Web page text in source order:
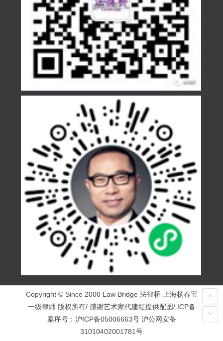
Copyright © Since 2000 Law Bridge 法律桥 上海杨春宝
一级律师 版权所有/ 感谢艺术家代建红提供配图/ ICP备
案序号： 沪ICP备05006663号 沪公网安备
31010402001781号